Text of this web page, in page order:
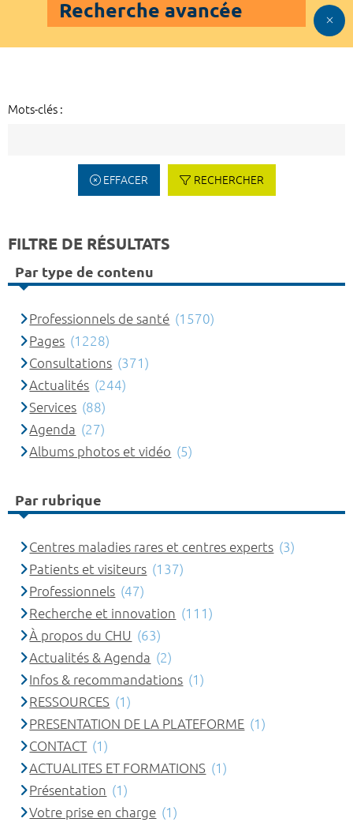
Recherche avancée
Mots-clés :
EFFACER RECHERCHER
FILTRE DE RÉSULTATS
Par type de contenu
Professionnels de santé (1570)
Pages (1228)
Consultations (371)
Actualités (244)
Services (88)
Agenda (27)
Albums photos et vidéo (5)
Par rubrique
Centres maladies rares et centres experts (3)
Patients et visiteurs (137)
Professionnels (47)
Recherche et innovation (111)
À propos du CHU (63)
Actualités & Agenda (2)
Infos & recommandations (1)
RESSOURCES (1)
PRESENTATION DE LA PLATEFORME (1)
CONTACT (1)
ACTUALITES ET FORMATIONS (1)
Présentation (1)
Votre prise en charge (1)